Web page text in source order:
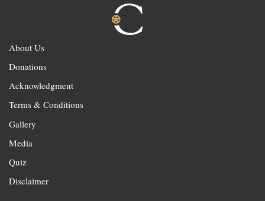
About Us
Donations
Acknowledgment
Terms & Conditions
Gallery
Media
Quiz
Disclaimer